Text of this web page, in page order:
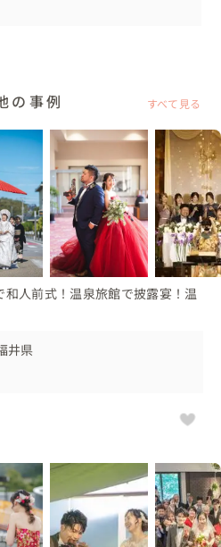
わりたい方
な方
リープランナーを探している
分からないのでとりあえず相
ったカタチはないと考えてい
とが好きで、おふたりらしい
える方法など、おふたりらし
の事例 すべて見る
和人前式！温泉旅館で披露宴！温
井県